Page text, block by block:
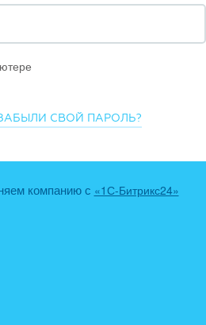
СВОЙ ПАРОЛЬ?
компанию с «1С-Битрикс24»